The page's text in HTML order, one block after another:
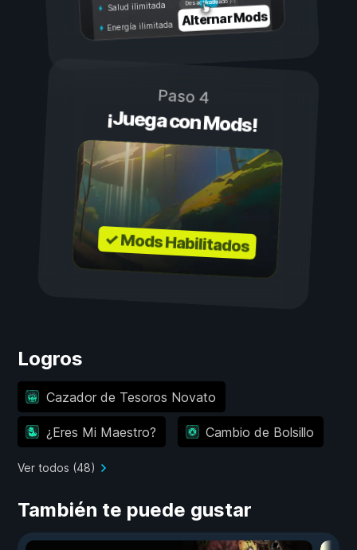
Activado
Desactivado
Salud ilimitada
Energía ilimitada Alternar Mods
Paso 4
¡Juega con Mods!
✓ Mods Habilitados
Logros
Cazador de Tesoros Novato
¿Eres Mi Maestro? Cambio de Bolsillo
Ver todos (48)
También te puede gustar